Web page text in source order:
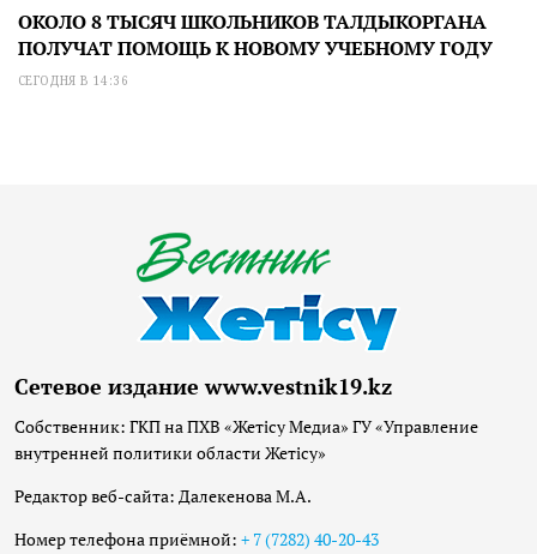
ОКОЛО 8 ТЫСЯЧ ШКОЛЬНИКОВ ТАЛДЫКОРГАНА
ПОЛУЧАТ ПОМОЩЬ К НОВОМУ УЧЕБНОМУ ГОДУ
СЕГОДНЯ В 14:36
Сетевое издание www.vestnik19.kz
Собственник: ГКП на ПХВ «Жетісу Медиа» ГУ «Управление
внутренней политики области Жетісу»
Редактор веб-сайта: Далекенова М.А.
Номер телефона приёмной: + 7 (7282) 40-20-43